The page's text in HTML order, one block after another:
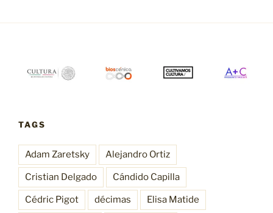
TAGS
Adam Zaretsky Alejandro Ortiz
Cristian Delgado Cándido Capilla
Cédric Pigot décimas Elisa Matide